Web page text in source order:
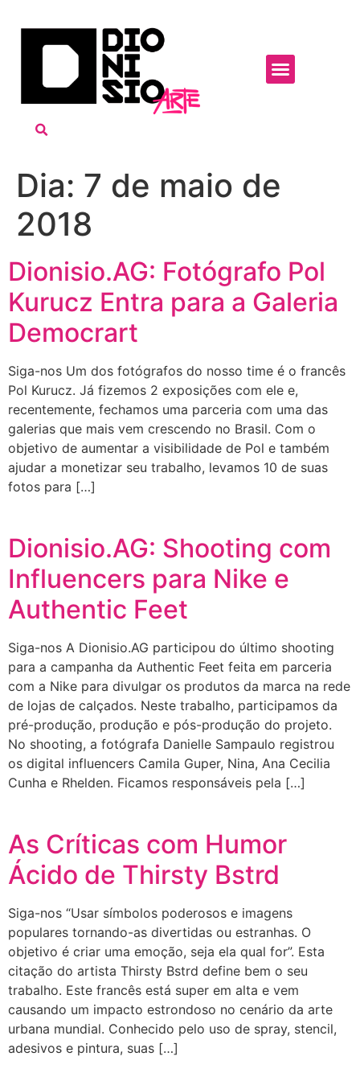
Dia: 7 de maio de
2018
Dionisio.AG: Fotógrafo Pol
Kurucz Entra para a Galeria
Democrart
Siga-nos Um dos fotógrafos do nosso time é o francês
Pol Kurucz. Já fizemos 2 exposições com ele e,
recentemente, fechamos uma parceria com uma das
galerias que mais vem crescendo no Brasil. Com o
objetivo de aumentar a visibilidade de Pol e também
ajudar a monetizar seu trabalho, levamos 10 de suas
fotos para […]
Dionisio.AG: Shooting com
Influencers para Nike e
Authentic Feet
Siga-nos A Dionisio.AG participou do último shooting
para a campanha da Authentic Feet feita em parceria
com a Nike para divulgar os produtos da marca na rede
de lojas de calçados. Neste trabalho, participamos da
pré-produção, produção e pós-produção do projeto.
No shooting, a fotógrafa Danielle Sampaulo registrou
os digital influencers Camila Guper, Nina, Ana Cecilia
Cunha e Rhelden. Ficamos responsáveis pela […]
As Críticas com Humor
Ácido de Thirsty Bstrd
Siga-nos “Usar símbolos poderosos e imagens
populares tornando-as divertidas ou estranhas. O
objetivo é criar uma emoção, seja ela qual for”. Esta
citação do artista Thirsty Bstrd define bem o seu
trabalho. Este francês está super em alta e vem
causando um impacto estrondoso no cenário da arte
urbana mundial. Conhecido pelo uso de spray, stencil,
adesivos e pintura, suas […]